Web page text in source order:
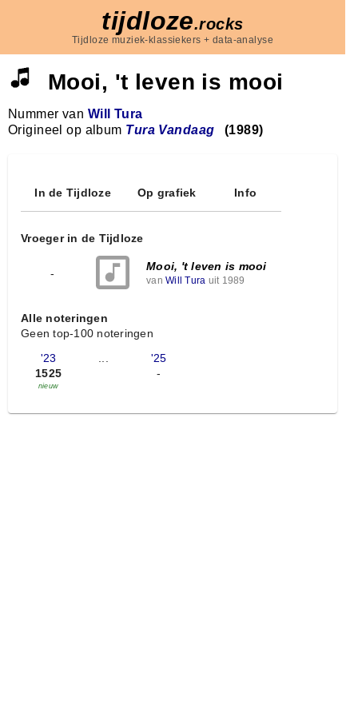
tijdloze.rocks
Tijdloze muziek-klassiekers + data-analyse
Mooi, 't leven is mooi
Nummer van Will Tura
Origineel op album Tura Vandaag (1989)
In de Tijdloze Op grafiek Info
Vroeger in de Tijdloze
-
Mooi, 't leven is mooi
van Will Tura uit 1989
Alle noteringen
Geen top-100 noteringen
'23
1525
nieuw
...
'25
-